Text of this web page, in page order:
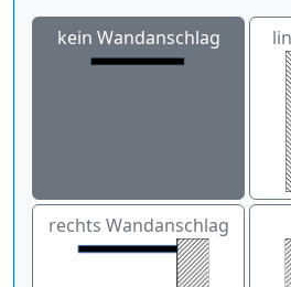
kein Wandanschlag
rechts Wandanschlag